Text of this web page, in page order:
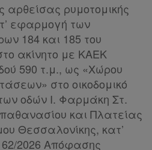
αρθείσας ρυμοτομικής
εφαρμογή των
184 και 185 του
ακίνητο με ΚΑΕΚ
590 τ.μ., ως «Χώρου
στο οικοδομικό
οδών Ι. Φαρμάκη Στ.
και Πλατείας
Θεσσαλονίκης, κατ’
2026 Απόφασης